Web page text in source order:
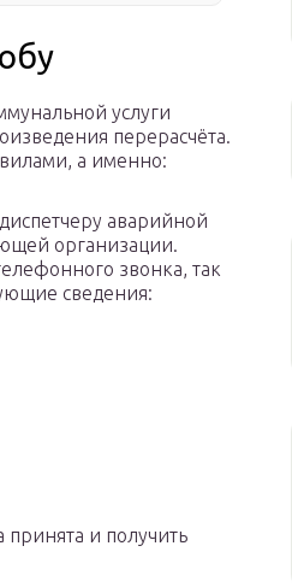
услуги
перерасчёта.
а именно:
аварийной
организации.
звонка, так
сведения:
принята и получить